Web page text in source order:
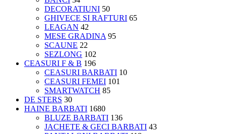
DECORATIUNI 50
GHIVECE SI RAFTURI 65
LEAGAN 42
MESE GRADINA 95
SCAUNE 22
SEZLONG 102
CEASURI F & B 196
CEASURI BARBATI 10
CEASURI FEMEI 101
SMARTWATCH 85
DE STERS 30
HAINE BARBATI 1680
BLUZE BARBATI 136
JACHETE & GECI BARBATI 43